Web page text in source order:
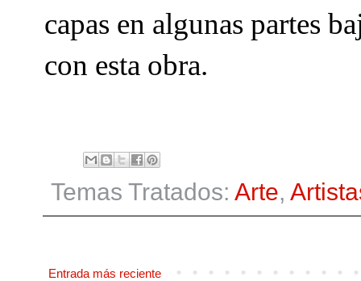
capas en algunas partes
con esta obra.
Temas Tratados: Arte,
Entrada más reciente